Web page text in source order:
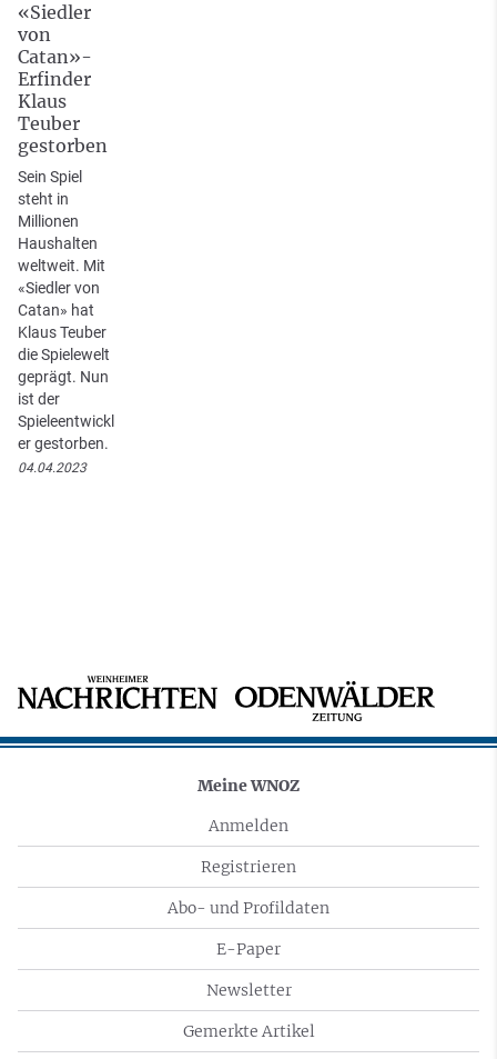
«Siedler
von
Catan»-
Erfinder
Klaus
Teuber
gestorben
Sein Spiel
steht in
Millionen
Haushalten
weltweit. Mit
«Siedler von
Catan» hat
Klaus Teuber
die Spielewelt
geprägt. Nun
ist der
Spieleentwickl
er gestorben.
04.04.2023
Meine WNOZ
Anmelden
Registrieren
Abo- und Profildaten
E-Paper
Newsletter
Gemerkte Artikel